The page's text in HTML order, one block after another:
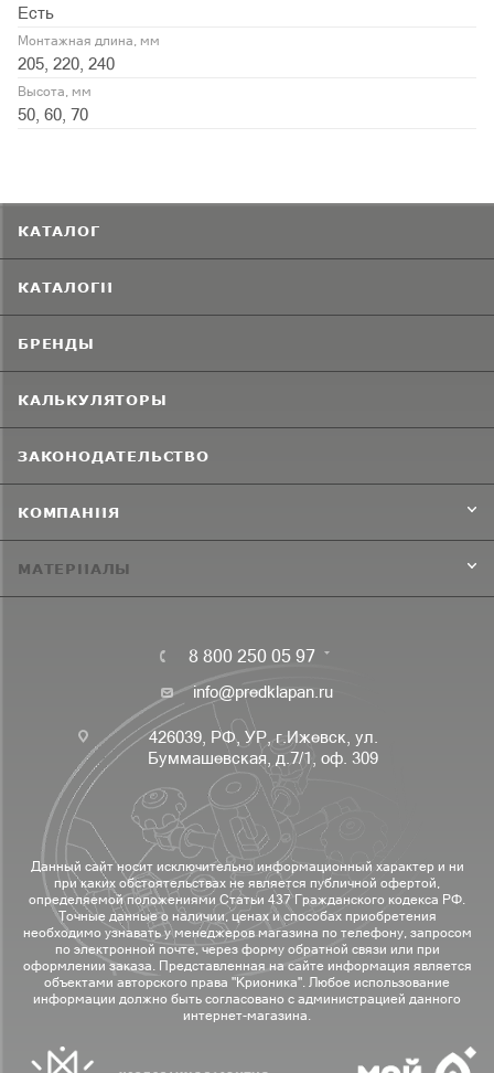
Есть
Монтажная длина, мм
205, 220, 240
Высота, мм
50, 60, 70
КАТАЛОГ
КАТАЛОГИ
БРЕНДЫ
КАЛЬКУЛЯТОРЫ
ЗАКОНОДАТЕЛЬСТВО
КОМПАНИЯ
МАТЕРИАЛЫ
8 800 250 05 97
info@predklapan.ru
426039, РФ, УР, г.Ижевск, ул.
Буммашевская, д.7/1, оф. 309
Данный сайт носит исключительно информационный характер и ни
при каких обстоятельствах не является публичной офертой,
определяемой положениями Статьи 437 Гражданского кодекса РФ.
Точные данные о наличии, ценах и способах приобретения
необходимо узнавать у менеджеров магазина по телефону, запросом
по электронной почте, через форму обратной связи или при
оформлении заказа. Представленная на сайте информация является
объектами авторского права "Крионика". Любое использование
информации должно быть согласовано с администрацией данного
интернет-магазина.